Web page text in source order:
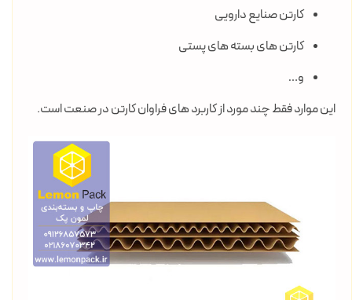
کارتن صنایع دارویی
کارتن های بسته های پستی
و…
این موارد فقط چند مورد از کاربرد های فراوان کارتن در صنعت است.